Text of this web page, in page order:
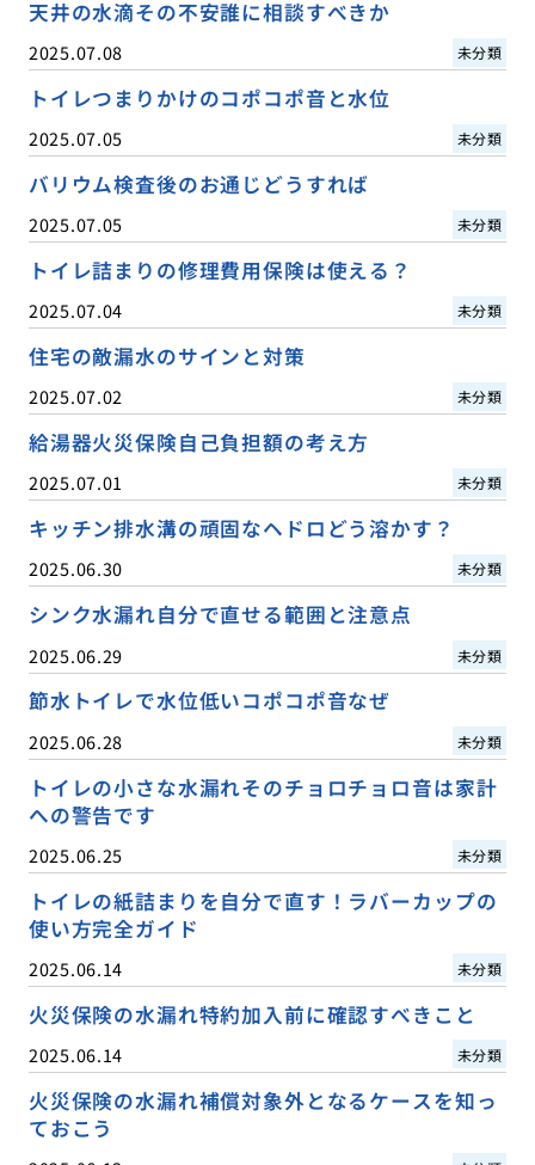
天井の水滴その不安誰に相談すべきか
2025.07.08 未分類
トイレつまりかけのコポコポ音と水位
2025.07.05 未分類
バリウム検査後のお通じどうすれば
2025.07.05 未分類
トイレ詰まりの修理費用保険は使える？
2025.07.04 未分類
住宅の敵漏水のサインと対策
2025.07.02 未分類
給湯器火災保険自己負担額の考え方
2025.07.01 未分類
キッチン排水溝の頑固なヘドロどう溶かす？
2025.06.30 未分類
シンク水漏れ自分で直せる範囲と注意点
2025.06.29 未分類
節水トイレで水位低いコポコポ音なぜ
2025.06.28 未分類
トイレの小さな水漏れそのチョロチョロ音は家計
への警告です
2025.06.25 未分類
トイレの紙詰まりを自分で直す！ラバーカップの
使い方完全ガイド
2025.06.14 未分類
火災保険の水漏れ特約加入前に確認すべきこと
2025.06.14 未分類
火災保険の水漏れ補償対象外となるケースを知っ
ておこう